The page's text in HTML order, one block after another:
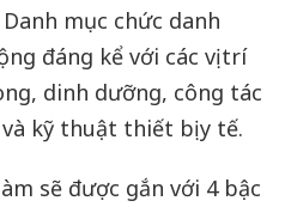
mục chức danh
đáng kể với các vị trí
dinh dưỡng, công tác
kỹ thuật thiết bị y tế.
sẽ được gắn với 4 bậc